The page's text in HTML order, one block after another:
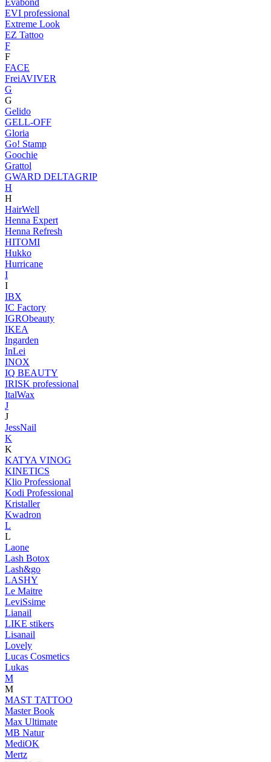
Evabond
EVI professional
Extreme Look
EZ Tattoo
F
F
FACE
FreiAVIVER
G
G
Gelido
GELL-OFF
Gloria
Go! Stamp
Goochie
Grattol
GWARD DELTAGRIP
H
H
HairWell
Henna Expert
Henna Refresh
HITOMI
Hukko
Hurricane
I
I
IBX
IC Factory
IGRObeauty
IKEA
Ingarden
InLei
INOX
IQ BEAUTY
IRISK professional
ItalWax
J
J
JessNail
K
K
KATYA VINOG
KINETICS
Klio Professional
Kodi Professional
Kristaller
Kwadron
L
L
Laone
Lash Botox
Lash&go
LASHY
Le Maitre
LeviSsime
Lianail
LIKE stikers
Lisanail
Lovely
Lucas Cosmetics
Lukas
M
M
MAST TATTOO
Master Book
Max Ultimate
MB Natur
MediOK
Mertz